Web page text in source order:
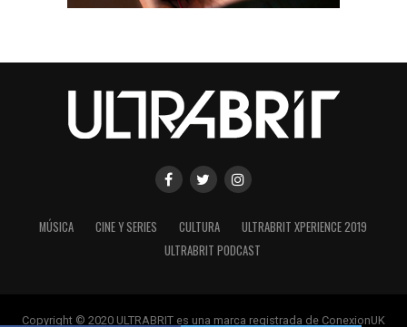
MÚSICA CINE Y SERIES CULTURA
ULTRABRIT XPERIENCE 2019
ULTRABRIT PODCAST
Copyright © 2020 ULTRABRIT es una marca registrada de ConexionUK